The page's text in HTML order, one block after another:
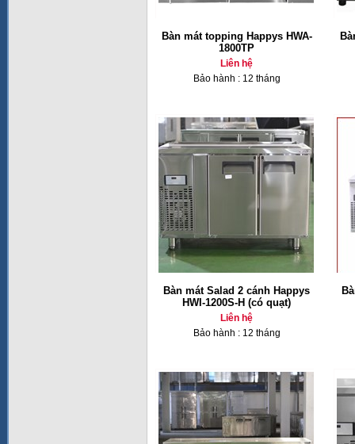
Bàn mát topping Happys HWA-
1800TP
Liên hệ
Bảo hành : 12 tháng
Bàn mát Salad 2 cánh Happys
HWI-1200S-H (có quạt)
Liên hệ
Bảo hành : 12 tháng